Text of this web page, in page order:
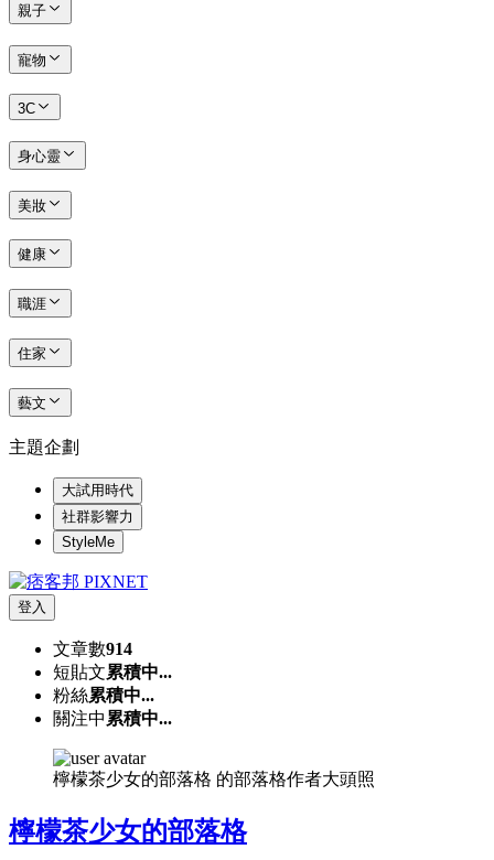
親子
寵物
3C
身心靈
美妝
健康
職涯
住家
藝文
主題企劃
大試用時代
社群影響力
StyleMe
登入
文章數914
短貼文累積中...
粉絲累積中...
關注中 累積中...
檸檬茶少女的部落格 的部落格作者大頭照
檸檬茶少女的部落格